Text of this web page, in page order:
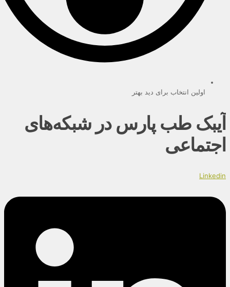
اولین انتخاب برای دید بهتر
آیبک طب پارس در شبکه‌های
اجتماعی
Linkedin